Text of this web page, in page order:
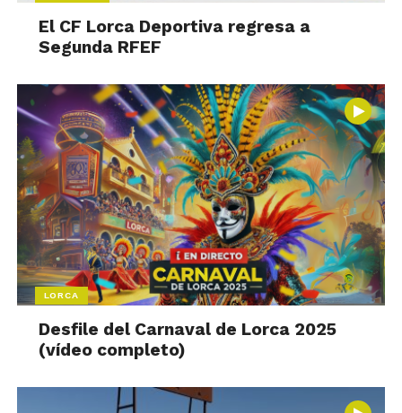
El CF Lorca Deportiva regresa a
Segunda RFEF
LORCA
Desfile del Carnaval de Lorca 2025
(vídeo completo)